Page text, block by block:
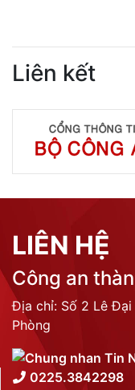
Tổng lượt truy cập:
Trực tuyến:N/A
Liên kết